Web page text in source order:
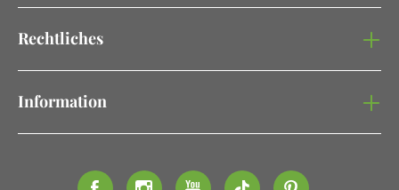
Rechtliches
Information